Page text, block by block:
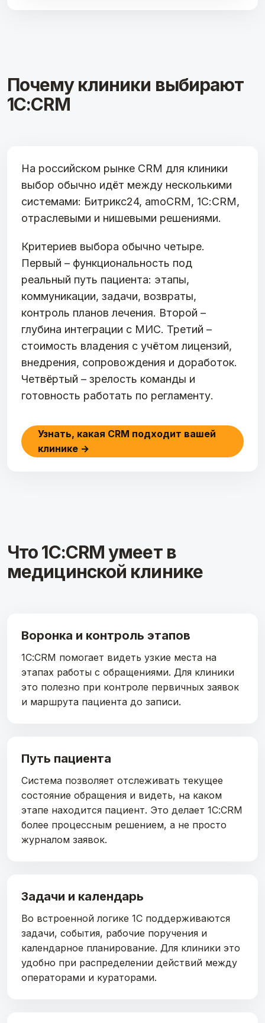
Почему клиники выбирают
1С:CRM
На российском рынке CRM для клиники
выбор обычно идёт между несколькими
системами: Битрикс24, amoCRM, 1С:CRM,
отраслевыми и нишевыми решениями.
Критериев выбора обычно четыре.
Первый – функциональность под
реальный путь пациента: этапы,
коммуникации, задачи, возвраты,
контроль планов лечения. Второй –
глубина интеграции с МИС. Третий –
стоимость владения с учётом лицензий,
внедрения, сопровождения и доработок.
Четвёртый – зрелость команды и
готовность работать по регламенту.
Узнать, какая CRM подходит вашей
клинике →
Что 1С:CRM умеет в
медицинской клинике
Воронка и контроль этапов
1С:CRM помогает видеть узкие места на
этапах работы с обращениями. Для клиники
это полезно при контроле первичных заявок
и маршрута пациента до записи.
Путь пациента
Система позволяет отслеживать текущее
состояние обращения и видеть, на каком
этапе находится пациент. Это делает 1С:CRM
более процессным решением, а не просто
журналом заявок.
Задачи и календарь
Во встроенной логике 1С поддерживаются
задачи, события, рабочие поручения и
календарное планирование. Для клиники это
удобно при распределении действий между
операторами и кураторами.